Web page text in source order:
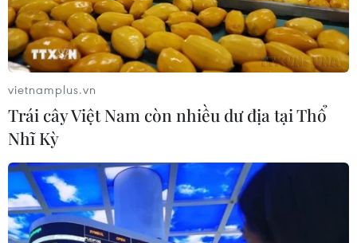
vietnamplus.vn
Trái cây Việt Nam còn nhiều dư địa tại Thổ
Nhĩ Kỳ